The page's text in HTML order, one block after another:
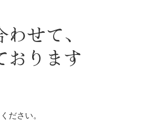
せて、
おります
ださい。